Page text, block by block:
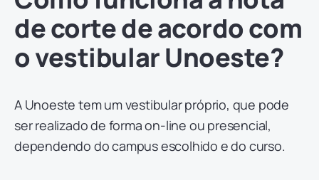
de corte de acordo com
o vestibular Unoeste?
A Unoeste tem um vestibular próprio, que pode
ser realizado de forma on-line ou presencial,
dependendo do campus escolhido e do curso.